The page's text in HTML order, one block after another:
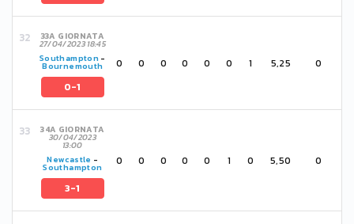
33A GIORNATA
27/04/2023 18:45
Southampton-
Bournemouth
0-1
0 0 0 0 0 0 1 5,25 0
34A GIORNATA
30/04/2023
13:00
Newcastle -
Southampton
3-1
0 0 0 0 0 1 0 5,50 0